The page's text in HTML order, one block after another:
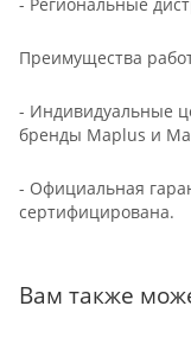
Преимущества
- Индивидуальные
бренды Maplus и
- Официальная
сертифицирована.
Вам также